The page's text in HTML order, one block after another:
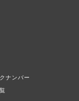
ナンバー